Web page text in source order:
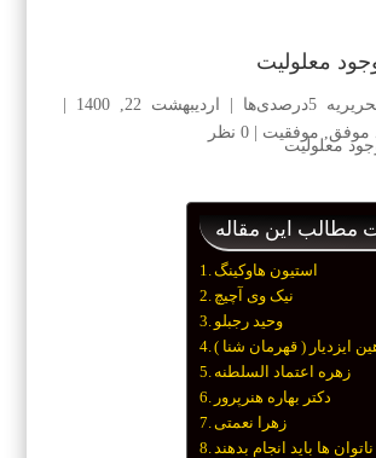
معلولیت
5درصدی‌ها اردیبهشت 22, 1400
موفق, موفقیت |0 نظر
مطالب این مقاله
استیون هاوکینگ
نیک وی آچیچ
وحید رجبلو
ایزدیار ( قهرمان شنا )
زهره اعتماد السلطنه
دکتر بهاره هنرپرور
زهرا نعمتی